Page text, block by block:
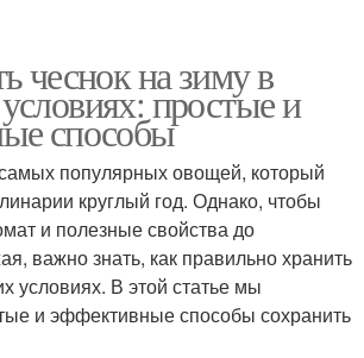
чеснок на зиму в
простые и
способы
популярных овощей, который
круглый год. Однако, чтобы
и полезные свойства до
важно знать, как правильно хранить
условиях. В этой статье мы
и эффективные способы сохранить